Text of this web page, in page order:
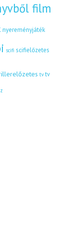
film
nyereményjáték
scifi scifielőzetes
tv tv